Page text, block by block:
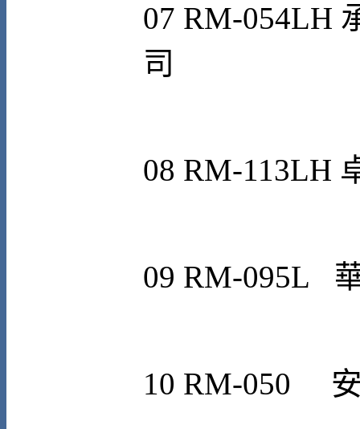
07 RM-054LH
司
08 RM-113LH
09 RM-095L
10 RM-050